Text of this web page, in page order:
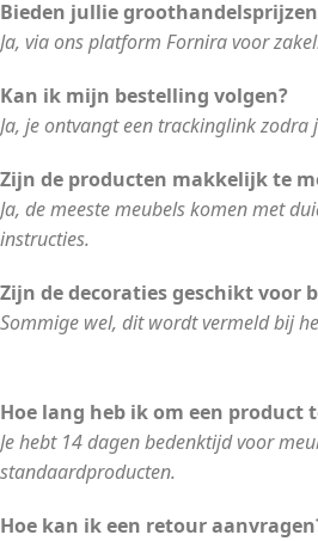
Bieden jullie
Ja, via ons platform Fornira voor
Kan ik mijn bestelling volgen?
Ja, je ontvangt een trackinglink zodra
Zijn de producten makkelijk te
Ja, de meeste meubels komen met
instructies.
Zijn de decoraties geschikt voor
Sommige wel, dit wordt vermeld bij
Hoe lang heb ik om een product
Je hebt 14 dagen bedenktijd voor
standaardproducten.
Hoe kan ik een retour